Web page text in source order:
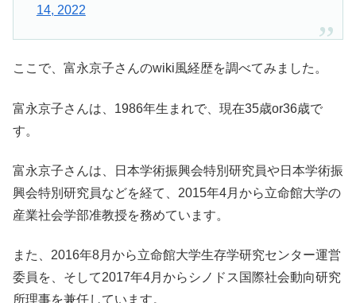
14, 2022
ここで、富永京子さんのwiki風経歴を調べてみました。
富永京子さんは、1986年生まれで、現在35歳or36歳で
す。
富永京子さんは、日本学術振興会特別研究員や日本学術振
興会特別研究員などを経て、2015年4月から立命館大学の
産業社会学部准教授を務めています。
また、2016年8月から立命館大学生存学研究センター運営
委員を、そして2017年4月からシノドス国際社会動向研究
所理事を兼任しています。